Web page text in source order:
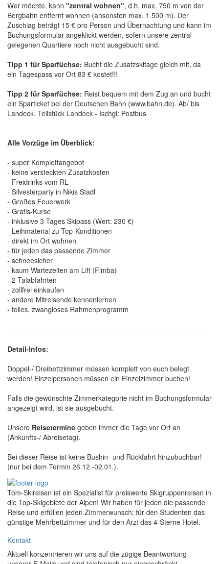
Wer möchte, kann "zentral wohnen", d.h. max. 750 m von der
Bergbahn entfernt wohnen (ansonsten max. 1.500 m). Der
Zuschlag beträgt 15 € pro Person und Übernachtung und kann im
Buchungsformular angeklickt werden, sofern unsere zentral
gelegenen Quartiere noch nicht ausgebucht sind.
Tipp 1 für Sparfüchse: Bucht die Zusatzskitage gleich mit, da
ein Tagespass vor Ort 83 € kostet!!!
Tipp 2 für Sparfüchse: Reist bequem mit dem Zug an und bucht
ein Sparticket bei der Deutschen Bahn (www.bahn.de). Ab/ bis
Landeck. Teilstück Landeck - Ischgl: Postbus.
Alle Vorzüge im Überblick:
- super Komplettangebot
- keine versteckten Zusatzkosten
- Freidrinks vom RL
- Silvesterparty in Nikis Stadl
- Großes Feuerwerk
- Gratis-Kurse
- inklusive 3 Tages Skipass (Wert: 230 €)
- Leihmaterial zu Top-Konditionen
- direkt im Ort wohnen
- für jeden das passende Zimmer
- schneesicher
- kaum Wartezeiten am Lift (Fimba)
- 2 Talabfahrten
- zollfrei einkaufen
- andere Mitreisende kennenlernen
- tolles, zwangloses Rahmenprogramm
Detail-Infos:
Doppel-/ Dreibettzimmer müssen komplett von euch belegt
werden! Einzelpersonen müssen ein Einzelzimmer buchen!
Falls die gewünschte Zimmerkategorie nicht im Buchungsformular
angezeigt wird, ist sie ausgebucht.
Unsere Reisetermine geben immer die Tage vor Ort an
(Ankunfts-/ Abreisetag).
Bei dieser Reise ist keine Bushin- und Rückfahrt hinzubuchbar!
(nur bei dem Termin 26.12.-02.01.).
Tom-Skireisen ist ein Spezialist für preiswerte Skigruppenreisen in
die Top-Skigebiete der Alpen! Wir haben für jeden die passende
Reise und erfüllen jeden Zimmerwunsch; für den Studenten das
günstige Mehrbettzimmer und für den Arzt das 4-Sterne Hotel.
Kontakt
Aktuell konzentrieren wir uns auf die zügige Beantwortung